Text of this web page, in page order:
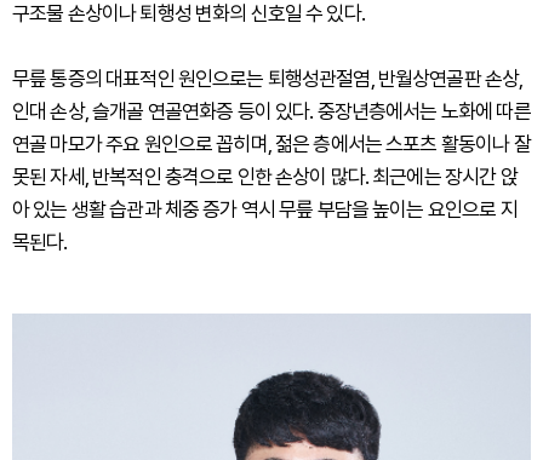
구조물 손상이나 퇴행성 변화의 신호일 수 있다.
무릎 통증의 대표적인 원인으로는 퇴행성관절염, 반월상연골판 손상,
인대 손상, 슬개골 연골연화증 등이 있다. 중장년층에서는 노화에 따른
연골 마모가 주요 원인으로 꼽히며, 젊은 층에서는 스포츠 활동이나 잘
못된 자세, 반복적인 충격으로 인한 손상이 많다. 최근에는 장시간 앉
아 있는 생활 습관과 체중 증가 역시 무릎 부담을 높이는 요인으로 지
목된다.